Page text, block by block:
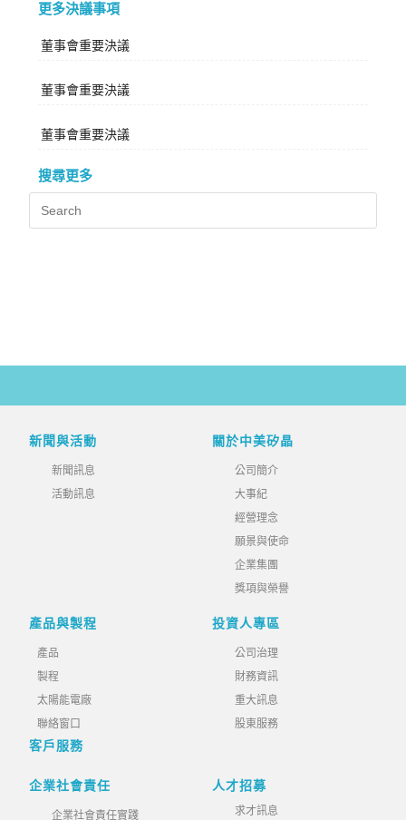
更多決議事項
董事會重要決議
董事會重要決議
董事會重要決議
搜尋更多
新聞與活動
新聞訊息
活動訊息
關於中美矽晶
公司簡介
大事紀
經營理念
願景與使命
企業集團
獎項與榮譽
產品與製程
產品
製程
太陽能電廠
聯絡窗口
客戶服務
投資人專區
公司治理
財務資訊
重大訊息
股東服務
企業社會責任
企業社會責任實踐
人才招募
求才訊息